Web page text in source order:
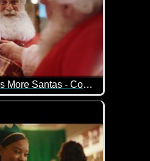
The World Needs More Santas - Coca-Cola
2023 porträtiert